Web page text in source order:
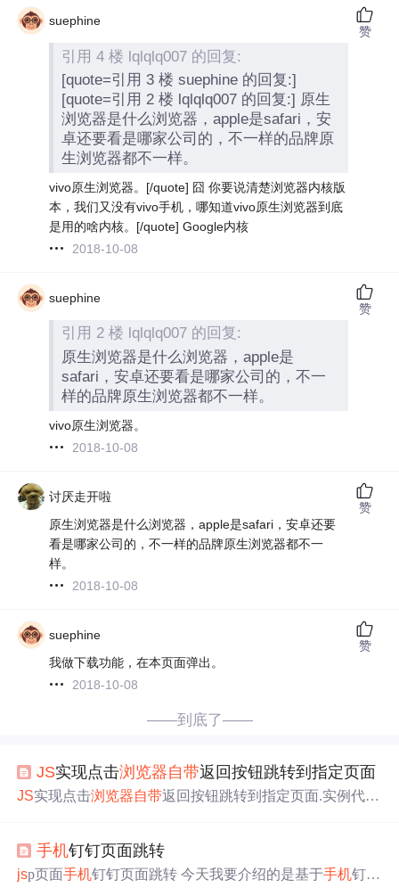
suephine
引用 4 楼 lqlqlq007 的回复:
[quote=引用 3 楼 suephine 的回复:]
[quote=引用 2 楼 lqlqlq007 的回复:] 原生
浏览器是什么浏览器，apple是safari，安
卓还要看是哪家公司的，不一样的品牌原
生浏览器都不一样。
vivo原生浏览器。[/quote] 囧 你要说清楚浏览器内核版
本，我们又没有vivo手机，哪知道vivo原生浏览器到底
是用的啥内核。[/quote] Google内核
2018-10-08
赞
suephine
引用 2 楼 lqlqlq007 的回复:
原生浏览器是什么浏览器，apple是
safari，安卓还要看是哪家公司的，不一
样的品牌原生浏览器都不一样。
vivo原生浏览器。
2018-10-08
赞
讨厌走开啦
原生浏览器是什么浏览器，apple是safari，安卓还要
看是哪家公司的，不一样的品牌原生浏览器都不一
样。
2018-10-08
赞
suephine
我做下载功能，在本页面弹出。
2018-10-08
赞
——到底了——
JS实现点击浏览器自带返回按钮跳转到指定页面
JS实现点击浏览器自带返回按钮跳转到指定页面.实例代码
的返回按钮，并未返回到首页，而是会跳转到其他页面。
怎么实现呢，下面跟大家简单分享一下： 1、改变浏览器
手机钉钉页面跳转
jsp页面手机 钉钉页面跳转 今天我要介绍的是基于手机钉钉